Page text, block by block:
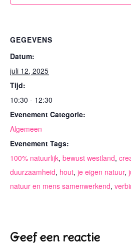
GEGEVENS
Datum:
juli 12, 2025
Tijd:
10:30 - 12:30
Evenement Categorie:
Algemeen
Evenement Tags:
100% natuurlijk, bewust westland,
duurzaamheid, hout, je eigen natuur,
natuur en mens samenwerkend,
Geef een reactie